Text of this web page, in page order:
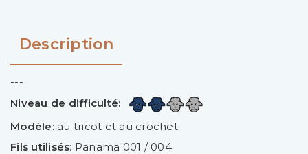
Description
---
Niveau de difficulté:
Modèle: au tricot et au crochet
Fils utilisés: Panama 001 / 004